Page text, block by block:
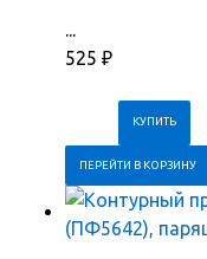
...
525 ₽
ПЕРЕЙТИ В КОРЗИНУ